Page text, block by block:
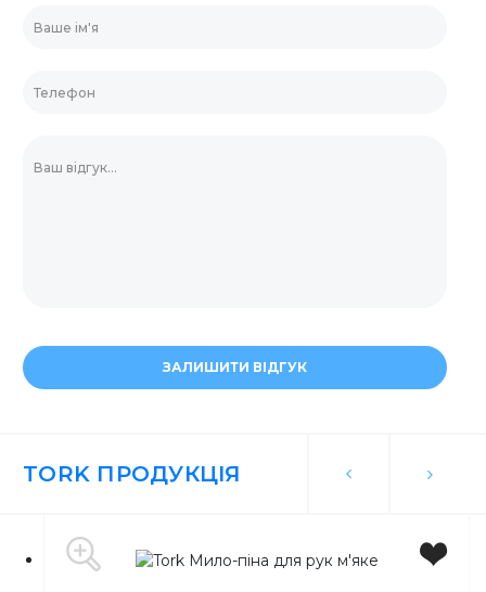
ЗАЛИШИТИ ВІДГУК
TORK ПРОДУКЦІЯ